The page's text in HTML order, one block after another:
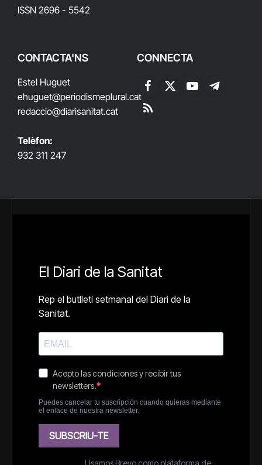
ISSN 2696 - 5542
CONTACTA'NS
Estel Huguet
ehuguet@periodismeplural.cat
redaccio@diarisanitat.cat
Telèfon:
932 311 247
CONNECTA
Facebook
X
YouTubeTelegram
RSS